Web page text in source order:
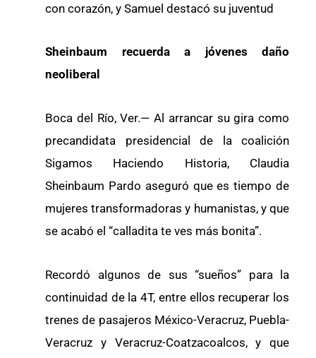
con corazón, y Samuel destacó su juventud
Sheinbaum recuerda a jóvenes daño
neoliberal
Boca del Río, Ver.— Al arrancar su gira como
precandidata presidencial de la coalición
Sigamos Haciendo Historia, Claudia
Sheinbaum Pardo aseguró que es tiempo de
mujeres transformadoras y humanistas, y que
se acabó el “calladita te ves más bonita”.
Recordó algunos de sus “sueños” para la
continuidad de la 4T, entre ellos recuperar los
trenes de pasajeros México-Veracruz, Puebla-
Veracruz y Veracruz-Coatzacoalcos, y que